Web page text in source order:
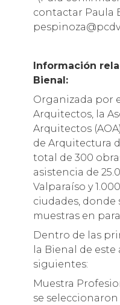
contactar Paula
Información
Bienal:
Organizada por
Arquitectos, la
Arquitectos
de Arquitectura
total de 300
asistencia de
Valparaíso y
ciudades, donde
muestras en
Dentro de las
la Bienal de
siguientes:
Muestra
se seleccionaron